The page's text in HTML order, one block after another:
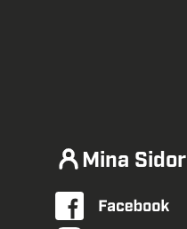
Mina Sidor